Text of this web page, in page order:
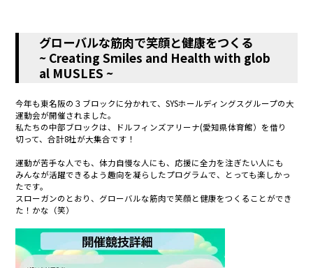
グローバルな筋肉で笑顔と健康をつくる
~ Creating Smiles and Health with glob
al MUSLES ~
今年も東名阪の３ブロックに分かれて、SYSホールディングスグループの大
運動会が開催されました。
私たちの中部ブロックは、ドルフィンズアリーナ(愛知県体育館）を借り
切って、合計8社が大集合です！
運動が苦手な人でも、体力自慢な人にも、応援に全力を注ぎたい人にも
みんなが活躍できるよう趣向を凝らしたプログラムで、とっても楽しかっ
たです。
スローガンのとおり、グローバルな筋肉で笑顔と健康をつくることができ
た！かな（笑）